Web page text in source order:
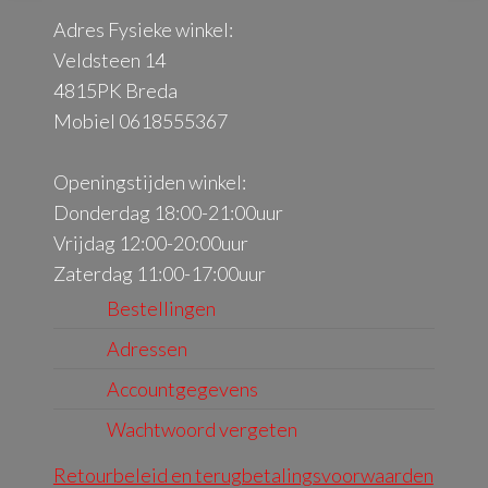
Adres Fysieke winkel:
Veldsteen 14
4815PK Breda
Mobiel 0618555367
Openingstijden winkel:
Donderdag 18:00-21:00uur
Vrijdag 12:00-20:00uur
Zaterdag 11:00-17:00uur
Bestellingen
Adressen
Accountgegevens
Wachtwoord vergeten
Retourbeleid en terugbetalingsvoorwaarden